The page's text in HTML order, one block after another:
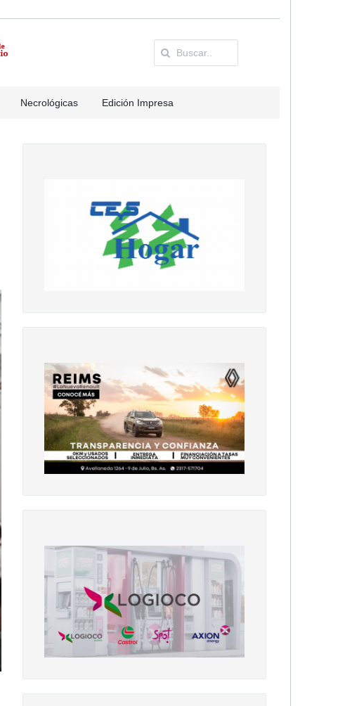
Necrológicas Edición Impresa